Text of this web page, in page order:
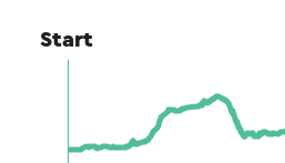
Start